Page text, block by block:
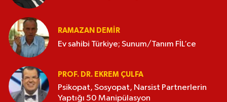
RAMAZAN DEMİR
Ev sahibi Türkiye; Sunum/Tanım FİL’ce
PROF. DR. EKREM ÇULFA
Psikopat, Sosyopat, Narsist Partnerlerin
Yaptığı 50 Manipülasyon